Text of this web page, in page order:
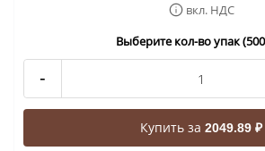
вкл. НДС
Выберите кол-во упак
-
Купить за 2049.89 ₽